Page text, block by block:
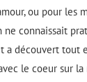
ou pour les
ne connaissait
a découvert tout
le coeur sur la